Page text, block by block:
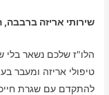
שירותי אריזה
הלו"ז שלכם נשאר
טיפולי אריזה ומעבר
להתקדם עם שגרת